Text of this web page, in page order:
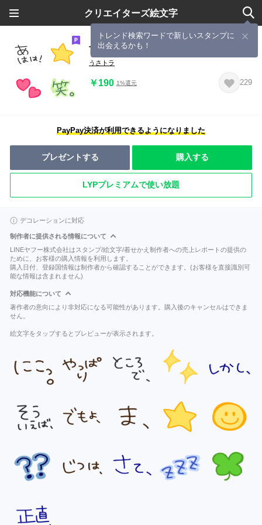
クリエイターズ絵文字
トレンド検索ワードで新しいスタンプに
出会えるかも！
言葉いろいろ。絵文字！
うさトラ
￥190 1%還元 229
PayPay決済が利用できるようになりました
プレゼントする 購入する
LYPプレミアムで使い放題
デコレーションに対応
制作者に提供される情報について
LINEヤフー株式会社はスタンプ/絵文字/着せかえ制作者への売上レポートの提供の
ために、お客様の購入情報を利用します。
購入日付、登録国情報は制作者から確認することができます。(お客様を直接識別可
能な情報は含まれません)
対応機能について
著作者の意向により非対応になる可能性があります。購入後のキャンセルはできま
せん。
絵文字をタップするとプレビューが表示されます。